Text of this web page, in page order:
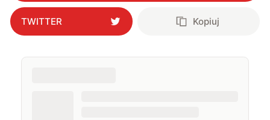
TWITTER Kopiuj